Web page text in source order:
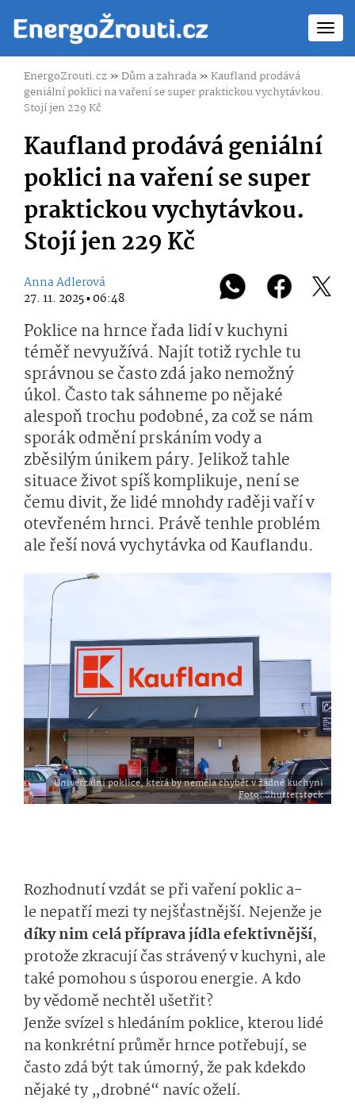
EnergoZrouti.cz»Dům a zahrada»Kaufland prodává
geniální poklici na vaření se super praktickou vychytávkou.
Stojí jen 229 Kč
Kaufland prodává geniální
poklici na vaření se super
praktickou vychytávkou.
Stojí jen 229 Kč
Anna Adlerová
27. 11. 2025 ▪ 06:48
Poklice na hrnce řada lidí v kuchyni
téměř nevyužívá. Najít totiž rychle tu
správnou se často zdá jako nemožný
úkol. Často tak sáhneme po nějaké
alespoň trochu podobné, za což se nám
sporák odmění prskáním vody a
zběsilým únikem páry. Jelikož tahle
situace život spíš komplikuje, není se
čemu divit, že lidé mnohdy raději vaří v
otevřeném hrnci. Právě tenhle problém
ale řeší nová vychytávka od Kauflandu.
Univerzální poklice, která by neměla chybět v žádné kuchyni
Foto: Shutterstock
Rozhodnutí vzdát sepři vařenípoklica­
lenepatří mezi ty nejšťastnější. Nejenže je
díky nim celá příprava jídla efektivnější,
protože zkracujíčasstrá­vený v kuchyni, ale
také pomohou s úsporou energie. A kdo
byvědomě nechtěl ušetřit?
Jenžesvízels hle­dáním poklice, kterou lidé
na konkrétní průměr hrnce potřebují, se
často zdá být takúmorný, žepak kdekdo
nějaké ty„drobné“ na­víc oželí.